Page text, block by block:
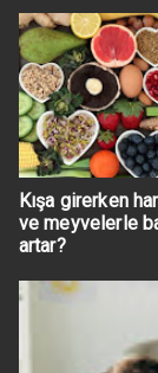
Kışa girerken
ve meyvelerle
artar?